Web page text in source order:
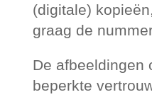
(digitale)
graag de
De afbeeldingen
beperkte